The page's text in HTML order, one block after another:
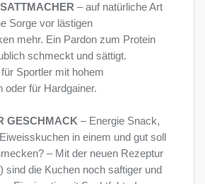
– auf natürliche Art
Sorge vor lästigen
mehr. Ein Pardon zum Protein
schmeckt und sättigt.
Sportler mit hohem
oder für Hardgainer.
GESCHMACK – Energie Snack,
in einem und gut soll
– Mit der neuen Rezeptur
sind die Kuchen noch saftiger und